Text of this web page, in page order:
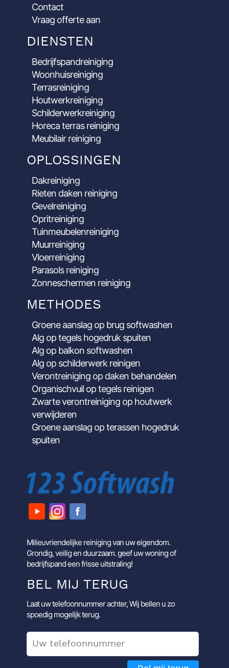
Contact
Vraag offerte aan
DIENSTEN
Bedrijfspandreiniging
Woonhuisreiniging
Terrasreiniging
Houtwerkreiniging
Schilderwerkreiniging
Horeca terras reiniging
Meubilair reiniging
OPLOSSINGEN
Dakreiniging
Rieten daken reiniging
Gevelreiniging
Opritreiniging
Tuinmeubelenreiniging
Muurreiniging
Vloerreiniging
Parasols reiniging
Zonneschermen reiniging
METHODES
Groene aanslag op brug softwashen
Alg op tegels hogedruk spuiten
Alg op balkon softwashen
Alg op schilderwerk reinigen
Verontreiniging op daken behandelen
Organischvuil op tegels reinigen
Zwarte verontreiniging op houtwerk
verwijderen
Groene aanslag op terassen hogedruk
spuiten
Milieuvriendelijke reiniging van uw eigendom.
Grondig, veilig en duurzaam. geef uw woning of
bedrijfspand een frisse uitstraling!
BEL MIJ TERUG
Laat uw telefoonnummer achter, Wij bellen u zo
spoedig mogelijk terug.